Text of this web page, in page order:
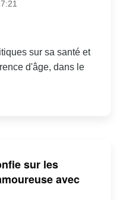
sur sa santé et
d'âge, dans le
sur les
avec